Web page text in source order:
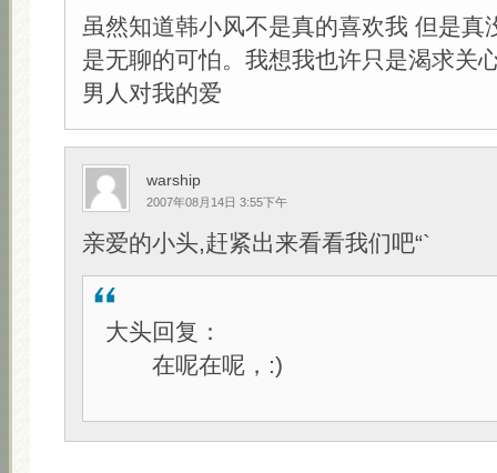
虽然知道韩小风不是真的喜欢我 但是真
是无聊的可怕。我想我也许只是渴求关
男人对我的爱
warship
2007年08月14日 3:55下午
亲爱的小头,赶紧出来看看我们吧“`
大头回复：
在呢在呢，:)